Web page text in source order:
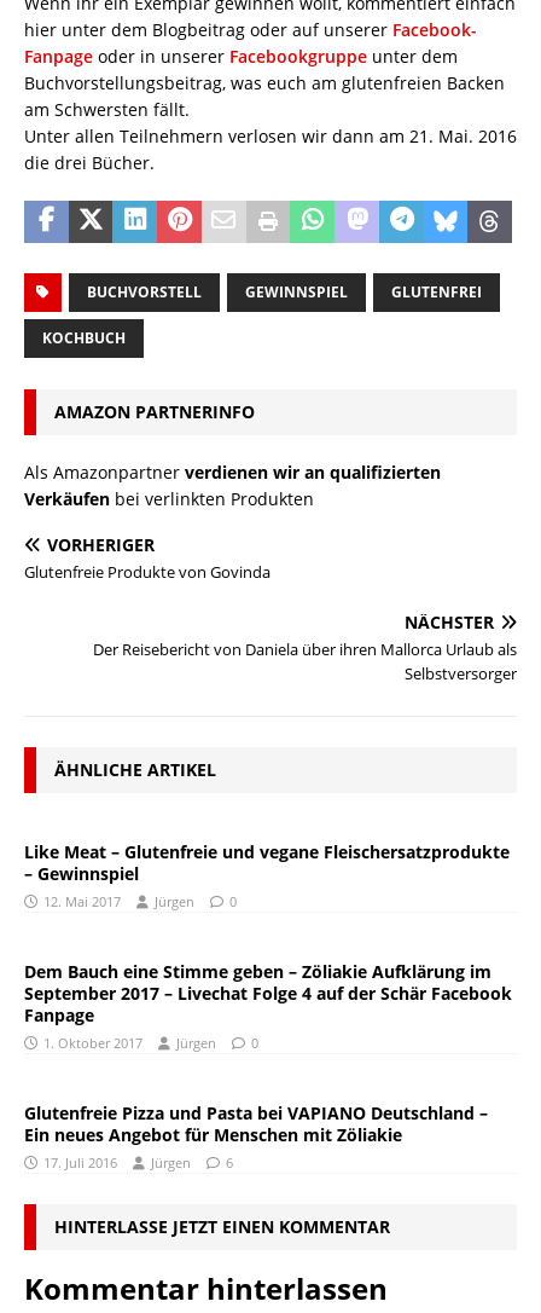
hier unter dem Blogbeitrag oder auf unserer Facebook-
Fanpage oder in unserer Facebookgruppe unter dem
Buchvorstellungsbeitrag, was euch am glutenfreien Backen
am Schwersten fällt.
Unter allen Teilnehmern verlosen wir dann am 21. Mai. 2016
die drei Bücher.
BUCHVORSTELL GEWINNSPIEL GLUTENFREI
KOCHBUCH
AMAZON PARTNERINFO
Als Amazonpartner verdienen wir an qualifizierten
Verkäufen bei verlinkten Produkten
VORHERIGER
Glutenfreie Produkte von Govinda
NÄCHSTER
Der Reisebericht von Daniela über ihren Mallorca Urlaub als
Selbstversorger
ÄHNLICHE ARTIKEL
Like Meat – Glutenfreie und vegane Fleischersatzprodukte
– Gewinnspiel
12. Mai 2017 Jürgen 0
Dem Bauch eine Stimme geben – Zöliakie Aufklärung im
September 2017 – Livechat Folge 4 auf der Schär Facebook
Fanpage
1. Oktober 2017 Jürgen 0
Glutenfreie Pizza und Pasta bei VAPIANO Deutschland –
Ein neues Angebot für Menschen mit Zöliakie
17. Juli 2016 Jürgen 6
HINTERLASSE JETZT EINEN KOMMENTAR
Kommentar hinterlassen